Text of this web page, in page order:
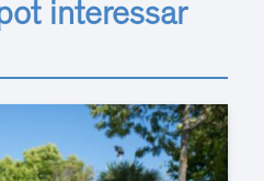
interessar